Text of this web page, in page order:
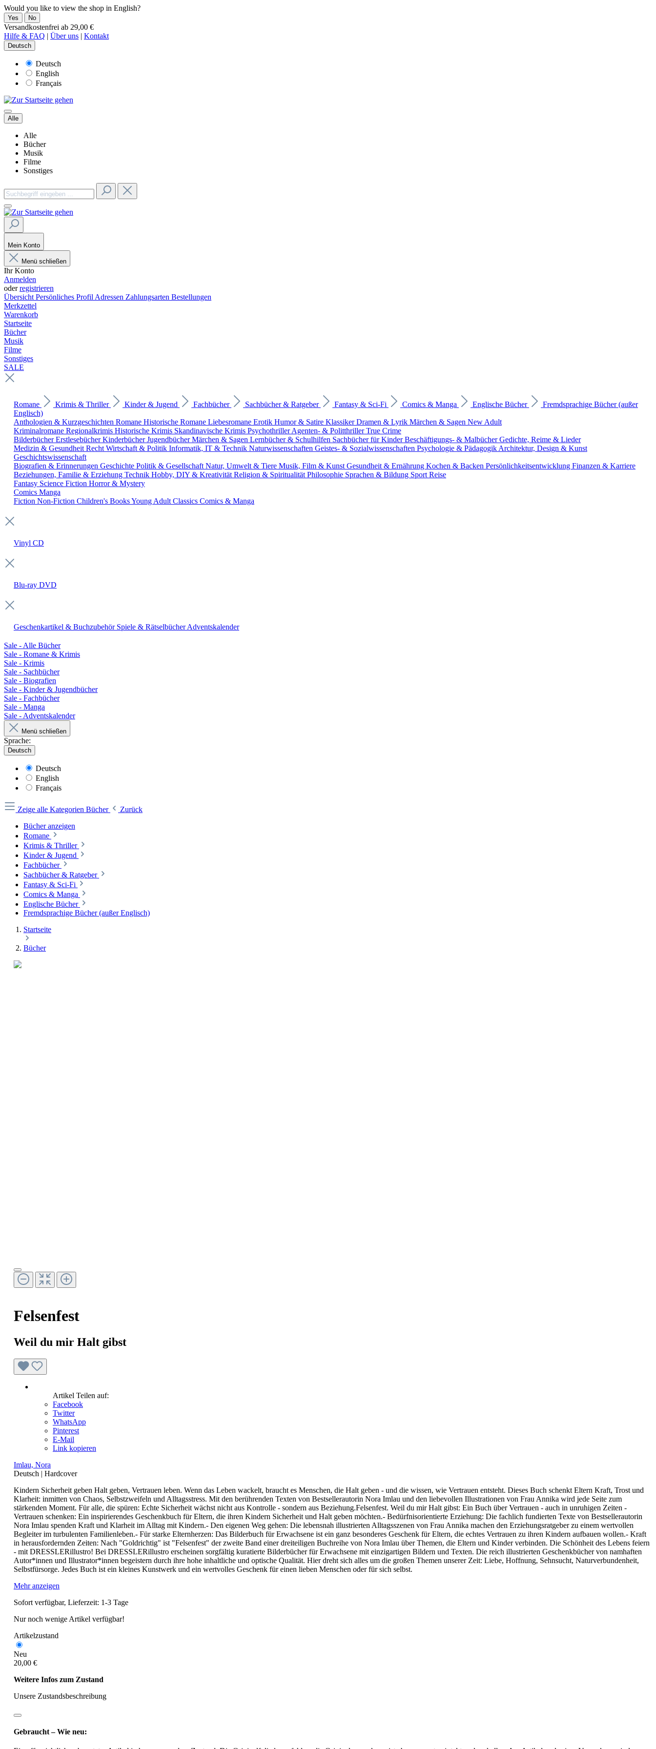
Would you like to view the shop in English?
Yes No
Versandkostenfrei ab 29,00 €
Hilfe & FAQ | Über uns | Kontakt
Deutsch
Deutsch
English
Français
Alle
Alle
Bücher
Musik
Filme
Sonstiges
Mein Konto
Menü schließen
Ihr Konto
Anmelden
oderregistrieren
Übersicht Persönliches Profil Adressen Zahlungsarten Bestellungen
Merkzettel
Warenkorb
Startseite
Bücher
Musik
Filme
Sonstiges
SALE
Romane Krimis & Thriller Kinder & Jugend Fachbücher Sachbücher & Ratgeber Fantasy & Sci-Fi Comics & Manga Englische Bücher
Fremdsprachige Bücher (außer
Englisch)
Anthologien & Kurzgeschichten Romane Historische Romane Liebesromane Erotik Humor & Satire KlassikerDramen & Lyrik Märchen & Sagen New Adult
Kriminalromane Regionalkrimis Historische Krimis Skandinavische Krimis PsychothrillerAgenten- & PolitthrillerTrue Crime
BilderbücherErstlesebücherKinderbücherJugendbücherMärchen & Sagen Lernbücher & Schulhilfen Sachbücher für KinderBeschäftigungs- & MalbücherGedichte, Reime & Lieder
Medizin & Gesundheit Recht Wirtschaft & Politik Informatik, IT & Technik Naturwissenschaften Geistes- & Sozialwissenschaften Psychologie & Pädagogik Architektur, Design & Kunst
Geschichtswissenschaft
Biografien & Erinnerungen Geschichte Politik & Gesellschaft Natur, Umwelt & Tiere Musik, Film & Kunst Gesundheit & Ernährung Kochen & Backen Persönlichkeitsentwicklung Finanzen & Karriere
Beziehungen, Familie & Erziehung Technik Hobby, DIY & Kreativität Religion & Spiritualität Philosophie Sprachen & Bildung Sport Reise
Fantasy Science Fiction Horror & Mystery
Comics Manga
Fiction Non-Fiction Children's BooksYoung Adult Classics Comics & Manga
Vinyl CD
Blu-ray DVD
Geschenkartikel & Buchzubehör Spiele & RätselbücherAdventskalender
Sale - Alle Bücher
Sale - Romane & Krimis
Sale - Krimis
Sale - Sachbücher
Sale - Biografien
Sale - Kinder & Jugendbücher
Sale - Fachbücher
Sale - Manga
Sale - Adventskalender
Menü schließen
Sprache:
Deutsch
Deutsch
English
Français
Zeige alle Kategorien Bücher
Zurück
Bücher anzeigen
Romane
Krimis & Thriller
Kinder & Jugend
Fachbücher
Sachbücher & Ratgeber
Fantasy & Sci-Fi
Comics & Manga
Englische Bücher
Fremdsprachige Bücher (außer Englisch)
Startseite
Bücher
Felsenfest
Weil du mir Halt gibst
Artikel Teilen auf:
Facebook
Twitter
WhatsApp
Pinterest
E-Mail
Link kopieren
Imlau, Nora
Deutsch | Hardcover
Kindern Sicherheit geben Halt geben, Vertrauen leben. Wenn das Leben wackelt, braucht es Menschen, die Halt geben - und die wissen, wie Vertrauen entsteht. Dieses Buch schenkt Eltern Kraft, Trost und
Klarheit: inmitten von Chaos, Selbstzweifeln und Alltagsstress. Mit den berührenden Texten von Bestsellerautorin Nora Imlau und den liebevollen Illustrationen von Frau Annika wird jede Seite zum
stärkenden Moment. Für alle, die spüren: Echte Sicherheit wächst nicht aus Kontrolle - sondern aus Beziehung.Felsenfest. Weil du mir Halt gibst: Ein Buch über Vertrauen - auch in unruhigen Zeiten -
Vertrauen schenken: Ein inspirierendes Geschenkbuch für Eltern, die ihren Kindern Sicherheit und Halt geben möchten.- Bedürfnisorientierte Erziehung: Die fachlich fundierten Texte von Bestsellerautorin
Nora Imlau spenden Kraft und Klarheit im Alltag mit Kindern.- Den eigenen Weg gehen: Die lebensnah illustrierten Alltagsszenen von Frau Annika machen den Erziehungsratgeber zu einem wertvollen
Begleiter im turbulenten Familienleben.- Für starke Elternherzen: Das Bilderbuch für Erwachsene ist ein ganz besonderes Geschenk für Eltern, die echtes Vertrauen zu ihren Kindern aufbauen wollen.- Kraft
in herausfordernden Zeiten: Nach "Goldrichtig" ist "Felsenfest" der zweite Band einer dreiteiligen Buchreihe von Nora Imlau über Themen, die Eltern und Kinder verbinden. Die Schönheit des Lebens feiern
- mit DRESSLERillustro! Bei DRESSLERillustro erscheinen sorgfältig kuratierte Bilderbücher für Erwachsene mit einzigartigen Bildern und Texten. Die reich illustrierten Geschenkbücher von namhaften
Autor*innen und Illustrator*innen begeistern durch ihre hohe inhaltliche und optische Qualität. Hier dreht sich alles um die großen Themen unserer Zeit: Liebe, Hoffnung, Sehnsucht, Naturverbundenheit,
Selbstfürsorge. Jedes Buch ist ein kleines Kunstwerk und ein wertvolles Geschenk für einen lieben Menschen oder für sich selbst.
Mehr anzeigen
Sofort verfügbar, Lieferzeit: 1-3 Tage
Nur noch wenige Artikel verfügbar!
Artikelzustand
Neu
20,00 €
Weitere Infos zum Zustand
Unsere Zustandsbeschreibung
Gebraucht – Wie neu: